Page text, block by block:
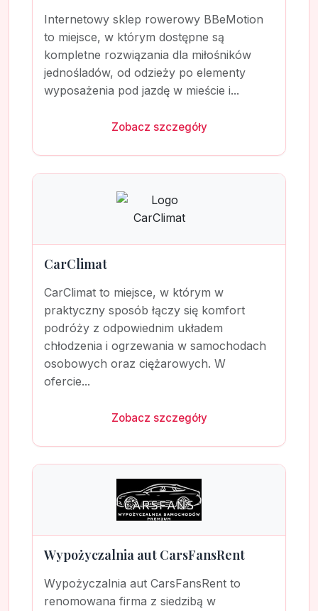
Internetowy sklep rowerowy BBeMotion
to miejsce, w którym dostępne są
kompletne rozwiązania dla miłośników
jednośladów, od odzieży po elementy
wyposażenia pod jazdę w mieście i...
Zobacz szczegóły
CarClimat
CarClimat to miejsce, w którym w
praktyczny sposób łączy się komfort
podróży z odpowiednim układem
chłodzenia i ogrzewania w samochodach
osobowych oraz ciężarowych. W
ofercie...
Zobacz szczegóły
Wypożyczalnia aut CarsFansRent
Wypożyczalnia aut CarsFansRent to
renomowana firma z siedzibą w